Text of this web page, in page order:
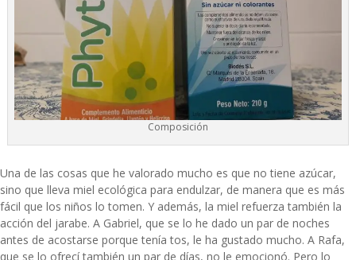
Composición
Una de las cosas que he valorado mucho es que no tiene azúcar,
sino que lleva miel ecológica para endulzar, de manera que es más
fácil que los niños lo tomen. Y además, la miel refuerza también la
acción del jarabe. A Gabriel, que se lo he dado un par de noches
antes de acostarse porque tenía tos, le ha gustado mucho. A Rafa,
que se lo ofrecí también un par de días, no le emocionó. Pero lo